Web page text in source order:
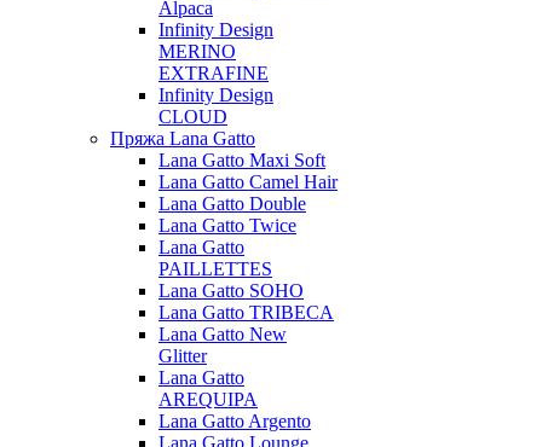
Alpaca
Infinity Design
MERINO
EXTRAFINE
Infinity Design
CLOUD
Пряжа Lana Gatto
Lana Gatto Maxi Soft
Lana Gatto Camel Hair
Lana Gatto Double
Lana Gatto Twice
Lana Gatto
PAILLETTES
Lana Gatto SOHO
Lana Gatto TRIBECA
Lana Gatto New
Glitter
Lana Gatto
AREQUIPA
Lana Gatto Argento
Lana Gatto Lounge